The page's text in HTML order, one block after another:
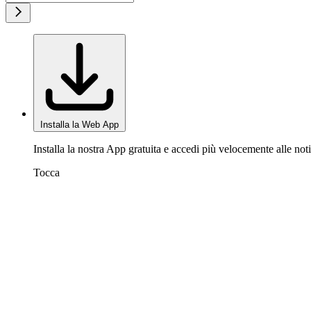
Installa la Web App
Installa la nostra App gratuita e accedi più velocemente alle
Tocca